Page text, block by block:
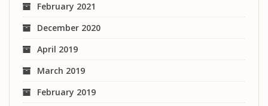
February 2021
December 2020
April 2019
March 2019
February 2019